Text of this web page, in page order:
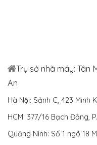
Trụ sở nhà máy: Tân
An
Hà Nội: Sảnh C, 423 Minh
HCM: 377/16 Bạch Đằng,
Quảng Ninh: Số 1 ngõ 18